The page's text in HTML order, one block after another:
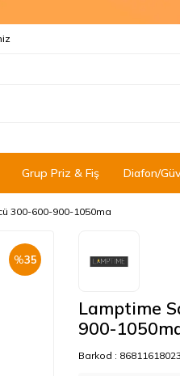
Grup Priz & Fiş Diafon/
300-600-900-1050ma
%35
Lamptime
900-
Barkod :